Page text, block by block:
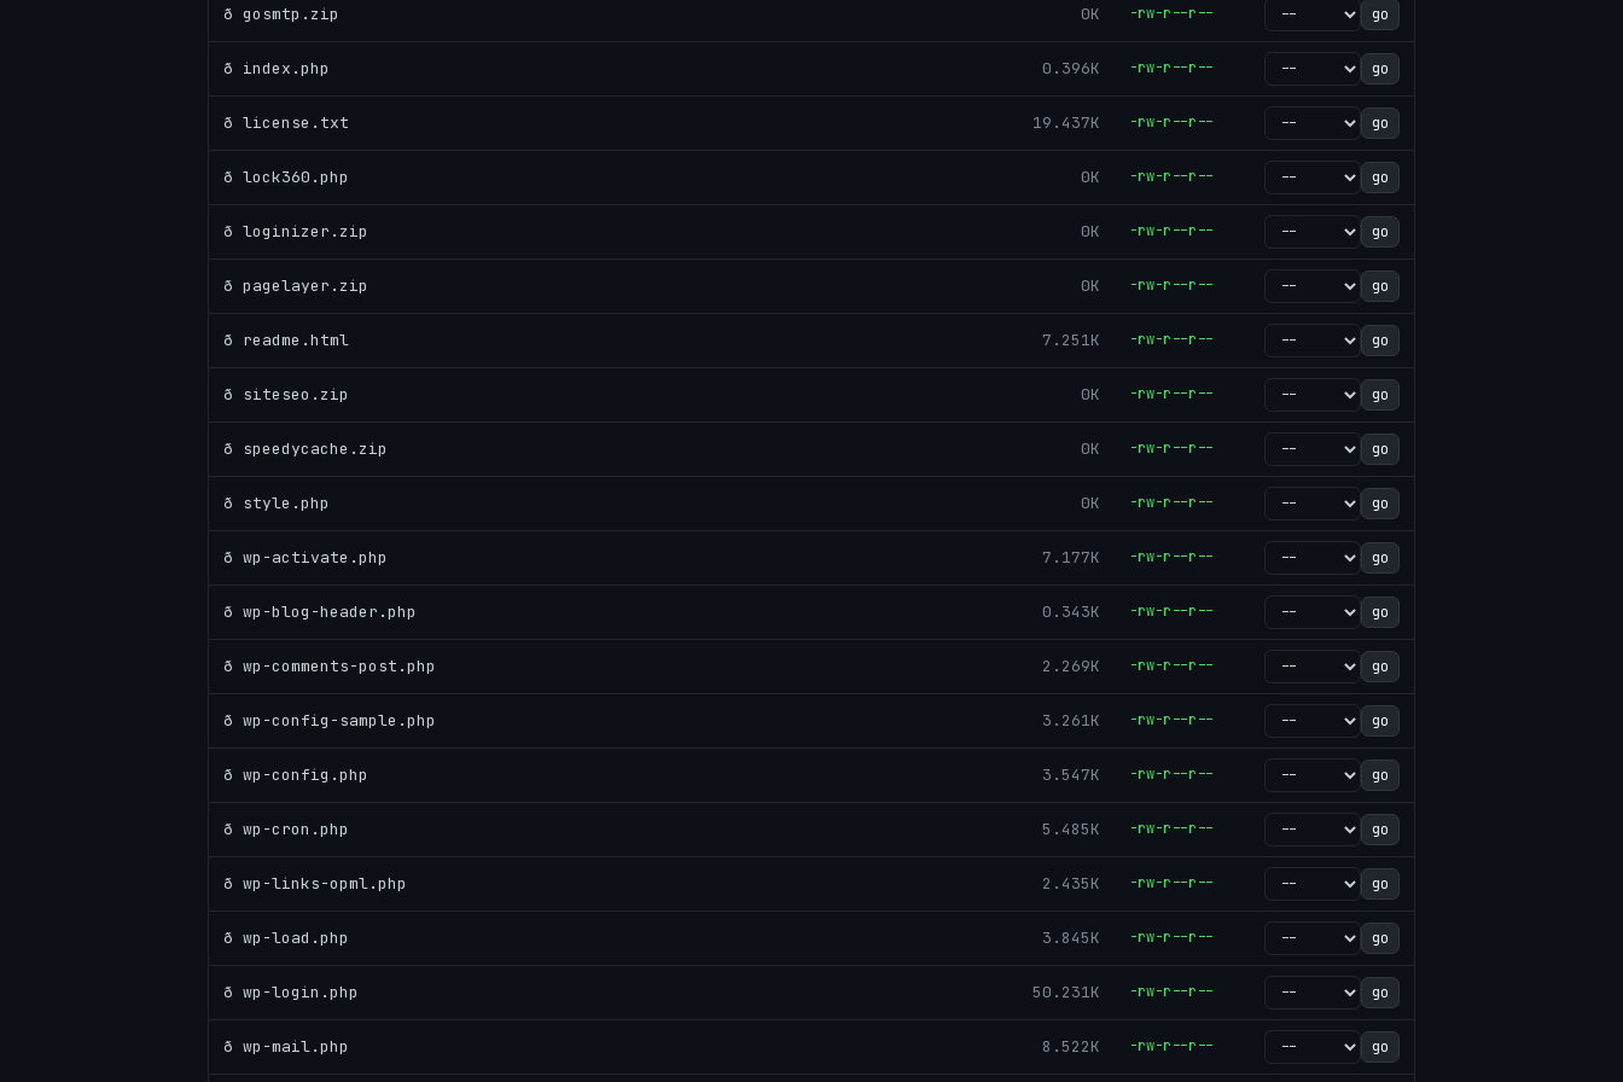
ð gosmtp.zip 0K -rw-r--r-- go
ð index.php 0.396K -rw-r--r-- go
ð license.txt 19.437K -rw-r--r-- go
ð lock360.php 0K -rw-r--r-- go
ð loginizer.zip 0K -rw-r--r-- go
ð pagelayer.zip 0K -rw-r--r-- go
ð readme.html 7.251K -rw-r--r-- go
ð siteseo.zip 0K -rw-r--r-- go
ð speedycache.zip 0K -rw-r--r-- go
ð style.php 0K -rw-r--r-- go
ð wp-activate.php 7.177K -rw-r--r-- go
ð wp-blog-header.php 0.343K -rw-r--r-- go
ð wp-comments-post.php 2.269K -rw-r--r-- go
ð wp-config-sample.php 3.261K -rw-r--r-- go
ð wp-config.php 3.547K -rw-r--r-- go
ð wp-cron.php 5.485K -rw-r--r-- go
ð wp-links-opml.php 2.435K -rw-r--r-- go
ð wp-load.php 3.845K -rw-r--r-- go
ð wp-login.php 50.231K -rw-r--r-- go
ð wp-mail.php 8.522K -rw-r--r-- go